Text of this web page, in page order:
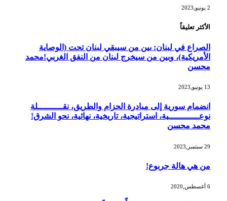
الأكثر تعليقاً
الصراع في لبنان: بين من سيبقي لبنان تحت (الوصاية
الأمريكية)، وبين من سيخرج لبنان من النفق الغربي!محمد
محسن
13 يونيو,2023
انضمام سورية إلى مبادرة الحزام والطريق، نقــــــــــلة
نوعــــــــــــية، استراتيجية، تاريخية، نهائية، نحو الشرق!
محمد محسن
29 سبتمبر,2023
من هي هالة جربوع!